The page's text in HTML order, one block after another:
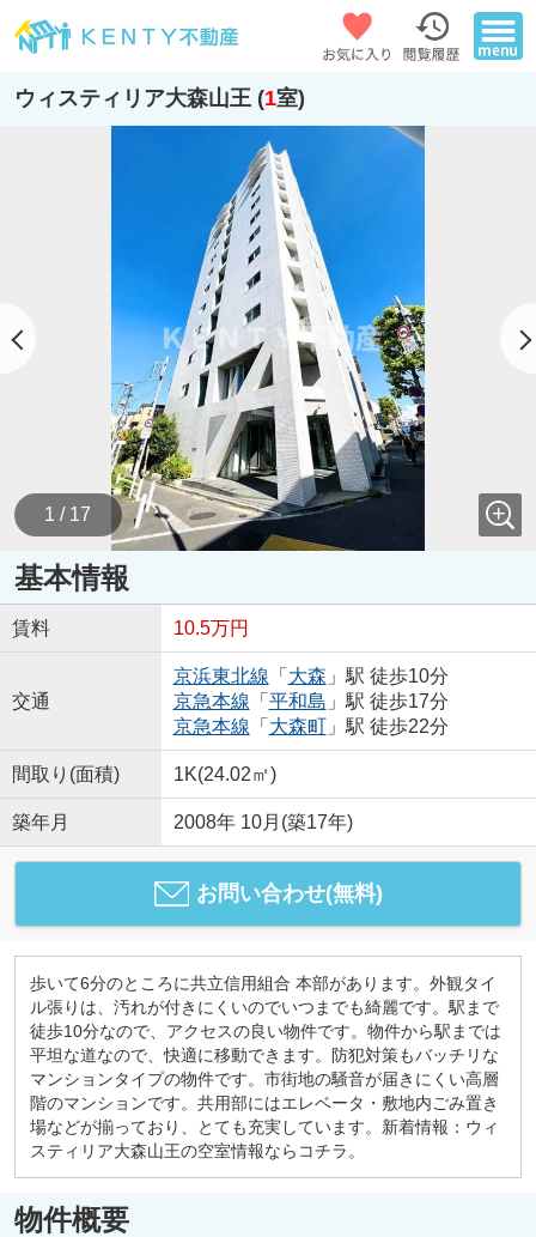
ウィスティリア大森山王 (1室)
1 / 17
基本情報
賃料 10.5万円
交通
京浜東北線 「 大森 」駅 徒歩10分
京急本線 「 平和島 」駅 徒歩17分
京急本線 「 大森町」駅 徒歩22分
間取り(面積) 1K(24.02㎡)
築年月 2008年 10月(築17年)
お問い合わせ(無料)
歩いて6分のところに共立信用組合 本部があります。外観タイ
ル張りは、汚れが付きにくいのでいつまでも綺麗です。駅まで
徒歩10分なので、アクセスの良い物件です。物件から駅までは
平坦な道なので、快適に移動できます。防犯対策もバッチリな
マンションタイプの物件です。市街地の騒音が届きにくい高層
階のマンションです。共用部にはエレベータ・敷地内ごみ置き
場などが揃っており、とても充実しています。新着情報：ウィ
スティリア大森山王の空室情報ならコチラ。
物件概要